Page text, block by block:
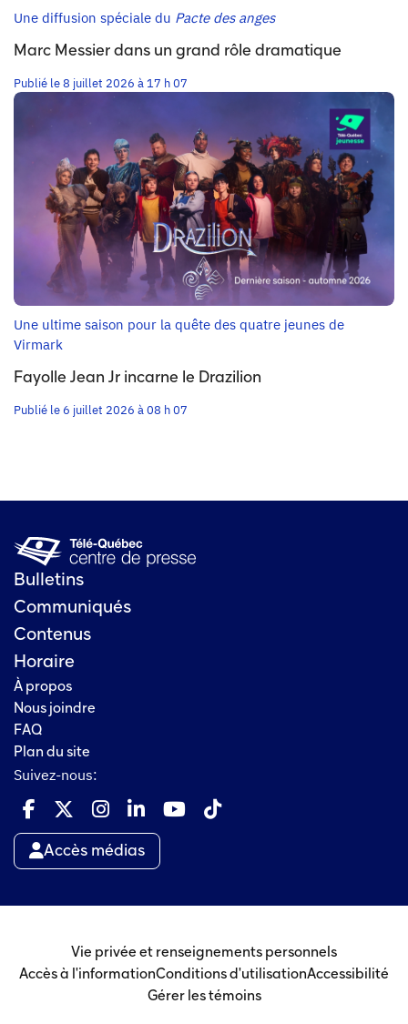
Une diffusion spéciale du Pacte des anges
Marc Messier dans un grand rôle dramatique
Publié le 8 juillet 2026 à 17 h 07
Une ultime saison pour la quête des quatre jeunes de
Virmark
Fayolle Jean Jr incarne le Drazilion
Publié le 6 juillet 2026 à 08 h 07
Bulletins
Communiqués
Contenus
Horaire
À propos
Nous joindre
FAQ
Plan du site
Suivez-nous:
Accès médias
Vie privée et renseignements personnels
Accès à l'informationConditions d'utilisationAccessibilité
Gérer les témoins